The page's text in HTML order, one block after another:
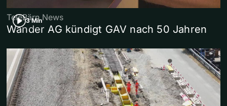
3 Min
TeleBärn News
Wander AG kündigt GAV nach 50 Jahren